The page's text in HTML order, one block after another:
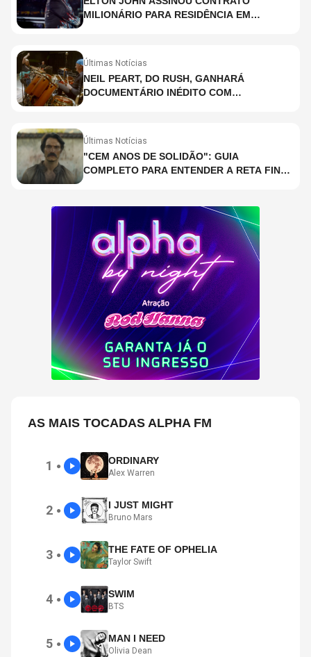
MILIONÁRIO PARA RESIDÊNCIA EM
Últimas Notícias
NEIL PEART, DO RUSH, GANHARÁ
DOCUMENTÁRIO INÉDITO COM
Últimas Notícias
"CEM ANOS DE SOLIDÃO": GUIA
COMPLETO PARA ENTENDER A RETA FINAL
AS MAIS TOCADAS ALPHA FM
1 ● ORDINARY
Alex Warren
2 ● I JUST MIGHT
Bruno Mars
3 ● THE FATE OF OPHELIA
Taylor Swift
4 ● SWIM
BTS
5 ● MAN I NEED
Olivia Dean